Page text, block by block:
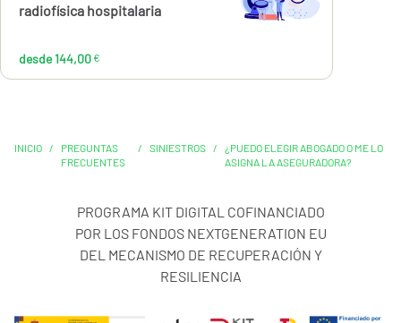
radiofísica hospitalaria
desde 144,00 €
€
INICIO /
PREGUNTAS
FRECUENTES
/ SINIESTROS /
¿PUEDO ELEGIR ABOGADO O ME LO
ASIGNA LA ASEGURADORA?
PROGRAMA KIT DIGITAL COFINANCIADO
POR LOS FONDOS NEXTGENERATION EU
DEL MECANISMO DE RECUPERACIÓN Y
RESILIENCIA